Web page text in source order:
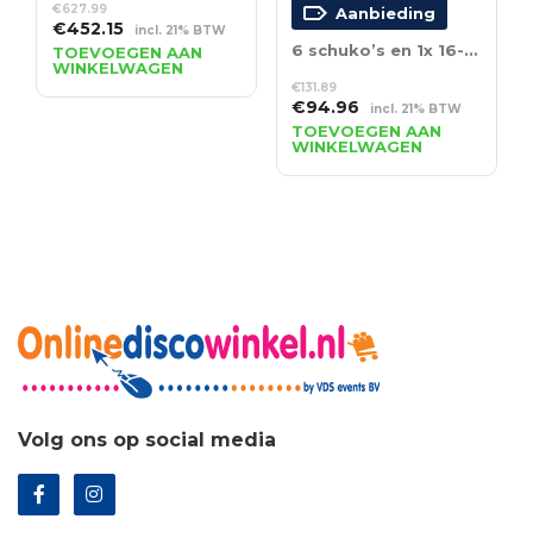
€627.99
Oorspronkelijke
prijs
was:
€627.99.
€452.15Huidige
prijs
is:
€452.15.
incl. 21% BTW
TOEVOEGEN AAN
WINKELWAGEN
Aanbieding
6 schuko’s en 1x 16-polige aansluiting
€131.89
Oorspronkelijke
prijs
was:
€131.89.
€94.96 Huidige
prijs
is:
€94.96.
incl. 21% BTW
TOEVOEGEN AAN
WINKELWAGEN
Volg ons op social media